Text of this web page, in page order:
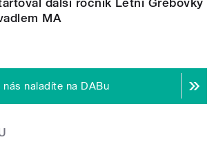
MA
nás naladíte na DABu